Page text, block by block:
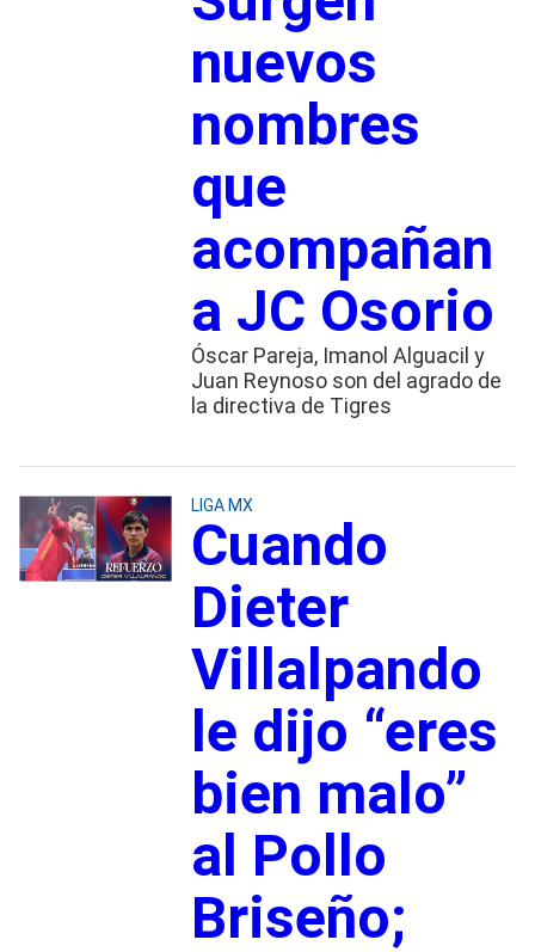
nuevos
nombres
que
acompañan
a JC Osorio
Óscar Pareja, Imanol Alguacil y
Juan Reynoso son del agrado de
la directiva de Tigres
LIGA MX
Cuando
Dieter
Villalpando
le dijo “eres
bien malo”
al Pollo
Briseño;